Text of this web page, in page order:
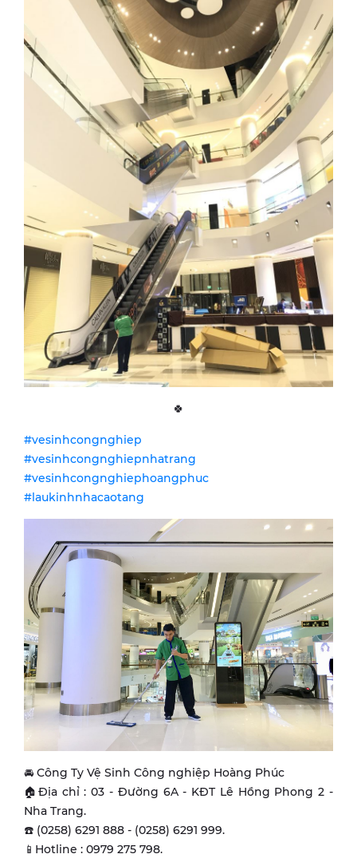
🍀
#vesinhcongnghiep
#vesinhcongnghiepnhatrang
#vesinhcongnghiephoangphuc
#laukinhnhacaotang
🚘 Công Ty Vệ Sinh Công nghiệp Hoàng Phúc
🏠Địa chỉ : 03 - Đường 6A - KĐT Lê Hồng Phong 2 -
Nha Trang.
☎️ (0258) 6291 888 - (0258) 6291 999.
📱Hotline : 0979 275 798.